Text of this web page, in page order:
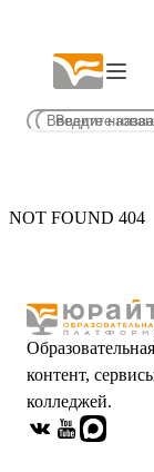
NOT FOUND 404
контент,
колледжей.